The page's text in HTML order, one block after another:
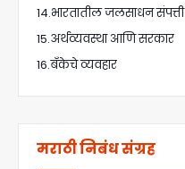
14.भारतातील जलसाधन संपत्ती
15.अर्थव्यवस्था आणि सरकार
16.बँकेचे व्यवहार
मराठी निबंध संग्रह